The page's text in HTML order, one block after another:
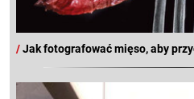
/Jak fotografować mięso, aby